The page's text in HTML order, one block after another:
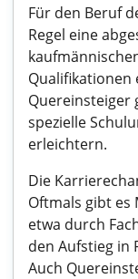
Für den Beruf
Regel eine
Quereinsteiger
spezielle
erleichtern.
Die
Oftmals gibt es
etwa durch
den Aufstieg in
Auch